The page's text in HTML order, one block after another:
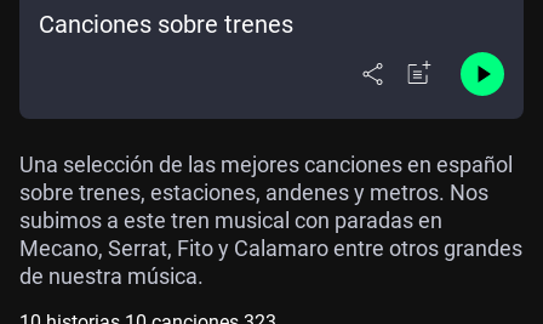
Canciones sobre trenes
Una selección de las mejores canciones en español
sobre trenes, estaciones, andenes y metros. Nos
subimos a este tren musical con paradas en
Mecano, Serrat, Fito y Calamaro entre otros grandes
de nuestra música.